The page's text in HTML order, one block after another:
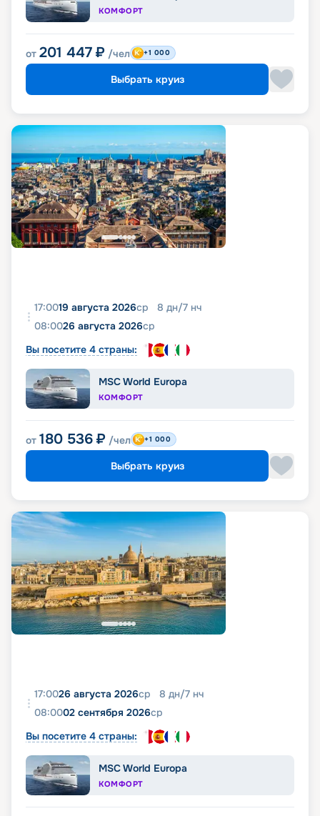
КОМФОРТ
от 201 447 ₽ /чел +1 000
Выбрать круиз
17:0019 августа 2026ср 8 дн/7 нч
08:0026 августа 2026ср
Вы посетите 4 страны:
MSC World Europa
КОМФОРТ
от 180 536 ₽ /чел +1 000
Выбрать круиз
17:0026 августа 2026ср 8 дн/7 нч
08:0002 сентября 2026ср
Вы посетите 4 страны:
MSC World Europa
КОМФОРТ